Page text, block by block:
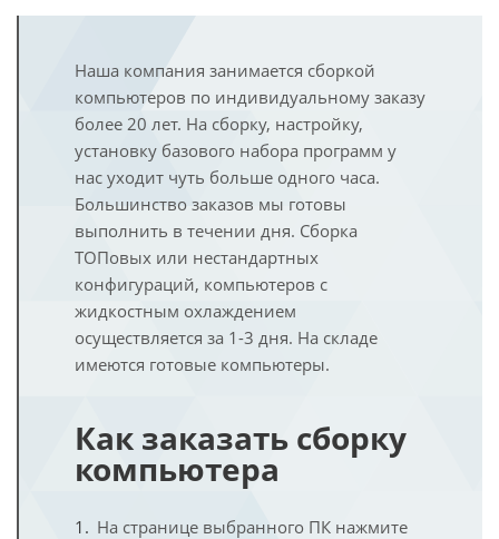
Наша компания занимается сборкой
компьютеров по индивидуальному заказу
более 20 лет. На сборку, настройку,
установку базового набора программ у
нас уходит чуть больше одного часа.
Большинство заказов мы готовы
выполнить в течении дня. Сборка
ТОПовых или нестандартных
конфигураций, компьютеров с
жидкостным охлаждением
осуществляется за 1-3 дня. На складе
имеются готовые компьютеры.
Как заказать сборку
компьютера
На странице выбранного ПК нажмите